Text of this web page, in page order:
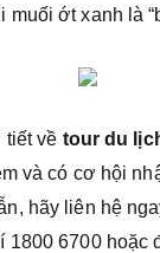
muối ớt xanh là
tiết về tour du
và có cơ hội
hãy liên hệ
1800 6700 hoặc